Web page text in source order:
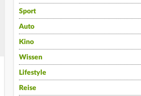
Sport
Auto
Kino
Wissen
Lifestyle
Reise